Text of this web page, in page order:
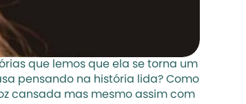
que lemos que ela se torna um
pensando na história lida? Como
cansada mas mesmo assim com